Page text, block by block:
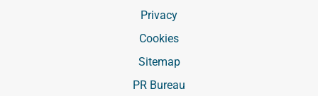
Privacy
Cookies
Sitemap
PR Bureau